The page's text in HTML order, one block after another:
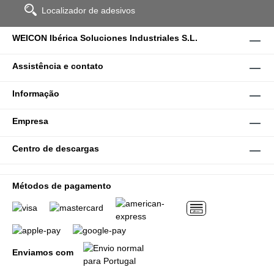
Localizador de adesivos
WEICON Ibérica Soluciones Industriales S.L.
Assistência e contato
Informação
Empresa
Centro de descargas
Métodos de pagamento
Enviamos com